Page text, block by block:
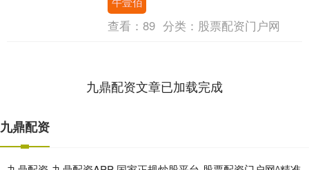
米，....
查看： 89 分类： 股票配资门户网
九鼎配资文章已加载完成
九鼎配资